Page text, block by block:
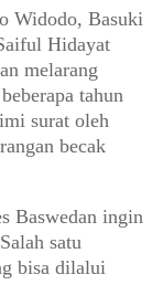
Widodo, Basuki
Hidayat
melarang
tahun
surat oleh
becak
Baswedan ingin
satu
bisa dilalui